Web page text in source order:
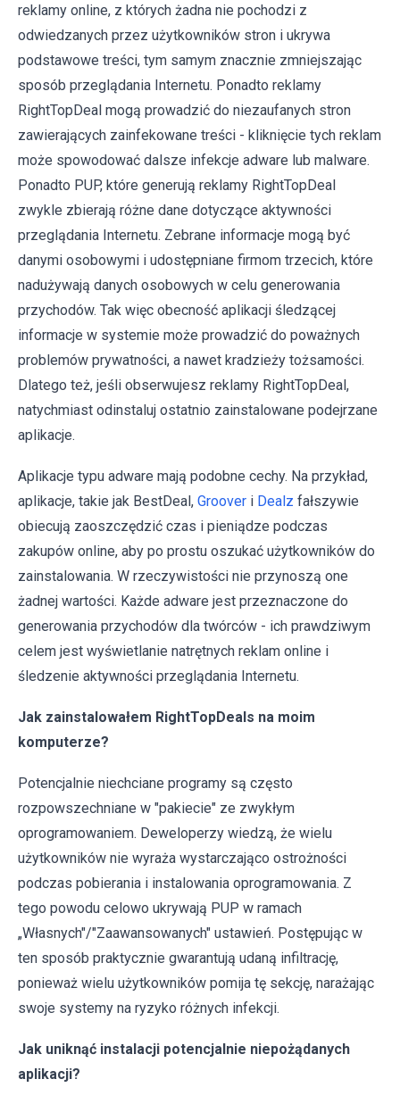
reklamy online, z których żadna nie pochodzi z
odwiedzanych przez użytkowników stron i ukrywa
podstawowe treści, tym samym znacznie zmniejszając
sposób przeglądania Internetu. Ponadto reklamy
RightTopDeal mogą prowadzić do niezaufanych stron
zawierających zainfekowane treści - kliknięcie tych reklam
może spowodować dalsze infekcje adware lub malware.
Ponadto PUP, które generują reklamy RightTopDeal
zwykle zbierają różne dane dotyczące aktywności
przeglądania Internetu. Zebrane informacje mogą być
danymi osobowymi i udostępniane firmom trzecich, które
nadużywają danych osobowych w celu generowania
przychodów. Tak więc obecność aplikacji śledzącej
informacje w systemie może prowadzić do poważnych
problemów prywatności, a nawet kradzieży tożsamości.
Dlatego też, jeśli obserwujesz reklamy RightTopDeal,
natychmiast odinstaluj ostatnio zainstalowane podejrzane
aplikacje.
Aplikacje typu adware mają podobne cechy. Na przykład,
aplikacje, takie jak BestDeal, Groover i Dealz fałszywie
obiecują zaoszczędzić czas i pieniądze podczas
zakupów online, aby po prostu oszukać użytkowników do
zainstalowania. W rzeczywistości nie przynoszą one
żadnej wartości. Każde adware jest przeznaczone do
generowania przychodów dla twórców - ich prawdziwym
celem jest wyświetlanie natrętnych reklam online i
śledzenie aktywności przeglądania Internetu.
Jak zainstalowałem RightTopDeals na moim
komputerze?
Potencjalnie niechciane programy są często
rozpowszechniane w "pakiecie" ze zwykłym
oprogramowaniem. Deweloperzy wiedzą, że wielu
użytkowników nie wyraża wystarczająco ostrożności
podczas pobierania i instalowania oprogramowania. Z
tego powodu celowo ukrywają PUP w ramach
„Własnych"/"Zaawansowanych" ustawień. Postępując w
ten sposób praktycznie gwarantują udaną infiltrację,
ponieważ wielu użytkowników pomija tę sekcję, narażając
swoje systemy na ryzyko różnych infekcji.
Jak uniknąć instalacji potencjalnie niepożądanych
aplikacji?